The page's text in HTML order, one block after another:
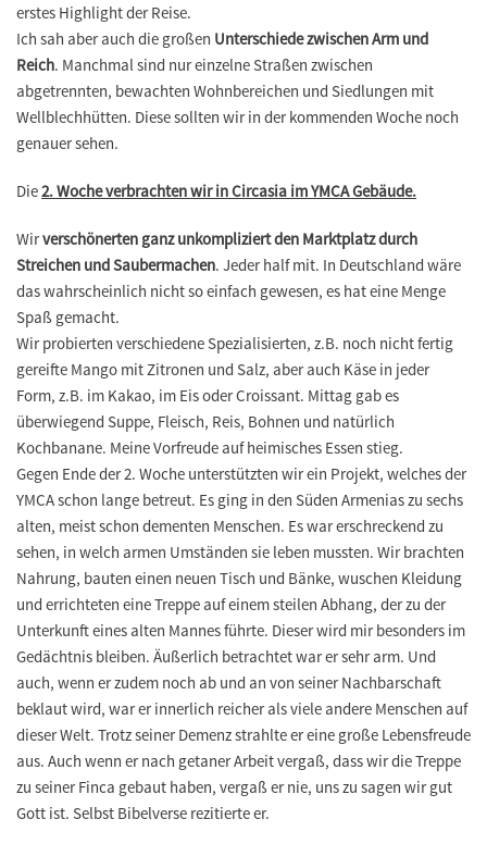
erstes Highlight der Reise.
Ich sah aber auch die großen Unterschiede zwischen Arm und
Reich. Manchmal sind nur einzelne Straßen zwischen
abgetrennten, bewachten Wohnbereichen und Siedlungen mit
Wellblechhütten. Diese sollten wir in der kommenden Woche noch
genauer sehen.
Die2. Woche verbrachten wir in Circasia im YMCA Gebäude.
Wirverschönerten ganz unkompliziert den Marktplatz durch
Streichen und Saubermachen. Jeder half mit. In Deutschland wäre
das wahrscheinlich nicht so einfach gewesen, es hat eine Menge
Spaß gemacht.
Wir probierten verschiedene Spezialisierten, z.B. noch nicht fertig
gereifte Mango mit Zitronen und Salz, aber auch Käse in jeder
Form, z.B. im Kakao, im Eis oder Croissant. Mittag gab es
überwiegend Suppe, Fleisch, Reis, Bohnen und natürlich
Kochbanane. Meine Vorfreude auf heimisches Essen stieg.
Gegen Ende der 2. Woche unterstützten wir ein Projekt, welches der
YMCA schon lange betreut. Es ging in den Süden Armenias zu sechs
alten, meist schon dementen Menschen. Es war erschreckend zu
sehen, in welch armen Umständen sie leben mussten. Wir brachten
Nahrung, bauten einen neuen Tisch und Bänke, wuschen Kleidung
und errichteten eine Treppe auf einem steilen Abhang, der zu der
Unterkunft eines alten Mannes führte. Dieser wird mir besonders im
Gedächtnis bleiben. Äußerlich betrachtet war er sehr arm. Und
auch, wenn er zudem noch ab und an von seiner Nachbarschaft
beklaut wird, war er innerlich reicher als viele andere Menschen auf
dieser Welt. Trotz seiner Demenz strahlte er eine große Lebensfreude
aus. Auch wenn er nach getaner Arbeit vergaß, dass wir die Treppe
zu seiner Finca gebaut haben, vergaß er nie, uns zu sagen wir gut
Gott ist. Selbst Bibelverse rezitierte er.